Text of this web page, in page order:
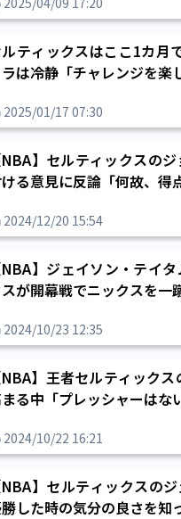
ティックスはここ1カ月
は冷静「チャレンジを楽
2025/01/17 07:30
NBA】セルティックスの
る意見に反論「何故、得
2024/12/20 15:54
NBA】ジェイソン・テイ
が開幕戦でニックスを一
2024/10/23 12:35
NBA】王者セルティック
る中「プレッシャーはな
2024/10/22 16:21
NBA】セルティックスの
した時の気分の良さを知